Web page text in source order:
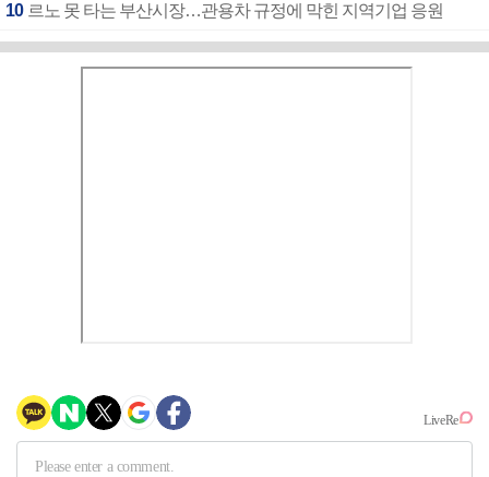
10 르노 못 타는 부산시장…관용차 규정에 막힌 지역기업 응원